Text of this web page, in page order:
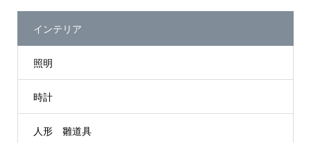
インテリア
照明
時計
人形 雛道具